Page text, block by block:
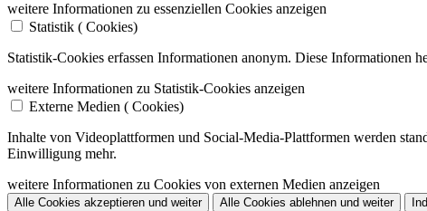
weitere Informationen zu essenziellen Cookies anzeigen
Statistik ( Cookies)
Statistik-Cookies erfassen Informationen anonym. Diese Informationen
weitere Informationen zu Statistik-Cookies anzeigen
Externe Medien ( Cookies)
Inhalte von Videoplattformen und Social-Media-Plattformen werden
Einwilligung mehr.
weitere Informationen zu Cookies von externen Medien anzeigen
Alle Cookies akzeptieren und weiter Alle Cookies ablehnen und weiter